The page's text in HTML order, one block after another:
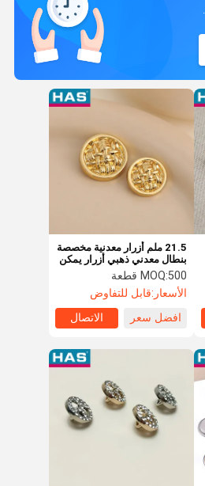
21.5 ملم أزرار معدنية مخصصة
بنطال معدني ذهبي أزرار يمكن
غسلهاMOQ:500 قطعة
الأسعار:قابل للتفاوض
افضل سعر
الاتصال